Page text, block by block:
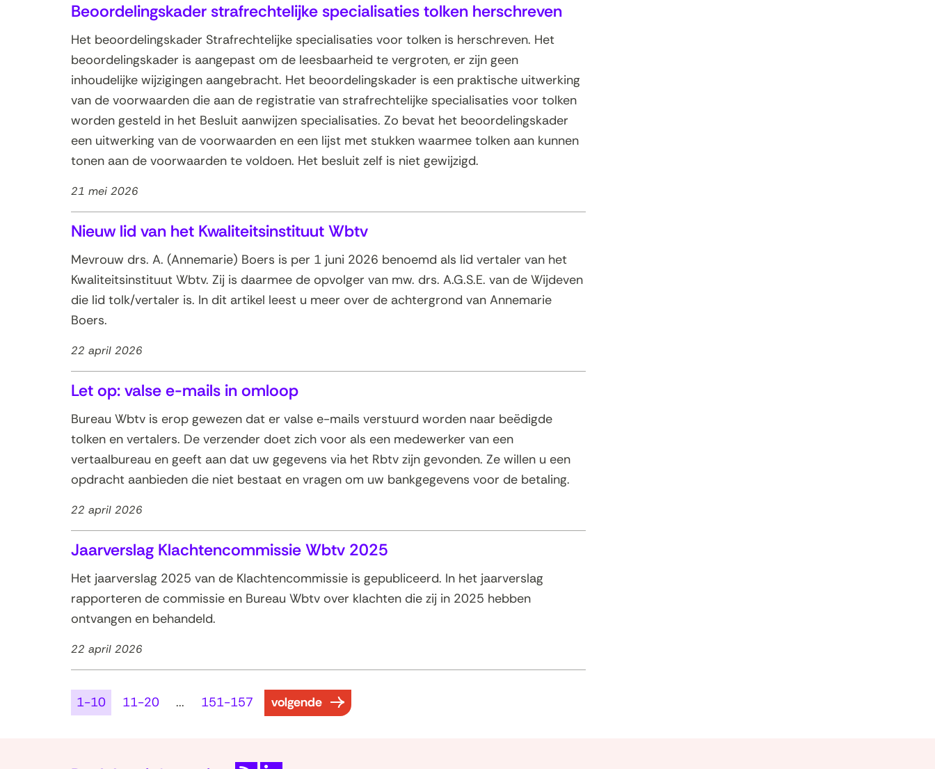
Beoordelingskader strafrechtelijke specialisaties tolken herschreven
Het beoordelingskader Strafrechtelijke specialisaties voor tolken is herschreven. Het
beoordelingskader is aangepast om de leesbaarheid te vergroten, er zijn geen
inhoudelijke wijzigingen aangebracht. Het beoordelingskader is een praktische uitwerking
van de voorwaarden die aan de registratie van strafrechtelijke specialisaties voor tolken
worden gesteld in het Besluit aanwijzen specialisaties. Zo bevat het beoordelingskader
een uitwerking van de voorwaarden en een lijst met stukken waarmee tolken aan kunnen
tonen aan de voorwaarden te voldoen. Het besluit zelf is niet gewijzigd.
21 mei 2026
Nieuw lid van het Kwaliteitsinstituut Wbtv
Mevrouw drs. A. (Annemarie) Boers is per 1 juni 2026 benoemd als lid vertaler van het
Kwaliteitsinstituut Wbtv. Zij is daarmee de opvolger van mw. drs. A.G.S.E. van de Wijdeven
die lid tolk/vertaler is. In dit artikel leest u meer over de achtergrond van Annemarie
Boers.
22 april 2026
Let op: valse e-mails in omloop
Bureau Wbtv is erop gewezen dat er valse e-mails verstuurd worden naar beëdigde
tolken en vertalers. De verzender doet zich voor als een medewerker van een
vertaalbureau en geeft aan dat uw gegevens via het Rbtv zijn gevonden. Ze willen u een
opdracht aanbieden die niet bestaat en vragen om uw bankgegevens voor de betaling.
22 april 2026
Jaarverslag Klachtencommissie Wbtv 2025
Het jaarverslag 2025 van de Klachtencommissie is gepubliceerd. In het jaarverslag
rapporteren de commissie en Bureau Wbtv over klachten die zij in 2025 hebben
ontvangen en behandeld.
22 april 2026
1-10 11-20 ... 151-157 volgende
resultaten